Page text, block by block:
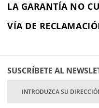
LA GARANTÍA NO
VÍA DE
SUSCRÍBETE AL